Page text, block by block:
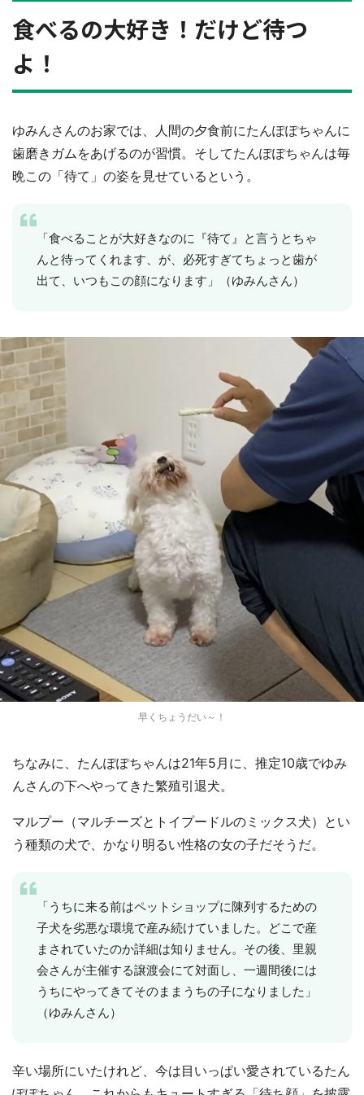
食べるの大好き！だけど待つ
よ！
ゆみんさんのお家では、人間の夕食前にたんぽぽちゃんに
歯磨きガムをあげるのが習慣。そしてたんぽぽちゃんは毎
晩この「待て」の姿を見せているという。
「食べることが大好きなのに『待て』と言うとちゃ
んと待ってくれます、が、必死すぎてちょっと歯が
出て、いつもこの顔になります」（ゆみんさん）
早くちょうだい～！
ちなみに、たんぽぽちゃんは21年5月に、推定10歳でゆみ
んさんの下へやってきた繁殖引退犬。
マルプー（マルチーズとトイプードルのミックス犬）とい
う種類の犬で、かなり明るい性格の女の子だそうだ。
「うちに来る前はペットショップに陳列するための
子犬を劣悪な環境で産み続けていました。どこで産
まされていたのか詳細は知りません。その後、里親
会さんが主催する譲渡会にて対面し、一週間後には
うちにやってきてそのままうちの子になりました」
（ゆみんさん）
辛い場所にいたけれど、今は目いっぱい愛されているたん